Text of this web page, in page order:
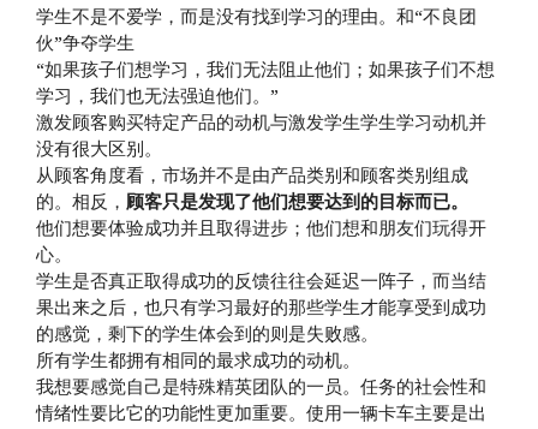
学生不是不爱学，而是没有找到学习的理由。和“不良团
伙”争夺学生
“如果孩子们想学习，我们无法阻止他们；如果孩子们不想
学习，我们也无法强迫他们。”
激发顾客购买特定产品的动机与激发学生学生学习动机并
没有很大区别。
从顾客角度看，市场并不是由产品类别和顾客类别组成
的。相反， 顾客只是发现了他们想要达到的目标而已。
他们想要体验成功并且取得进步；他们想和朋友们玩得开
心。
学生是否真正取得成功的反馈往往会延迟一阵子，而当结
果出来之后，也只有学习最好的那些学生才能享受到成功
的感觉，剩下的学生体会到的则是失败感。
所有学生都拥有相同的最求成功的动机。
我想要感觉自己是特殊精英团队的一员。任务的社会性和
情绪性要比它的功能性更加重要。使用一辆卡车主要是出